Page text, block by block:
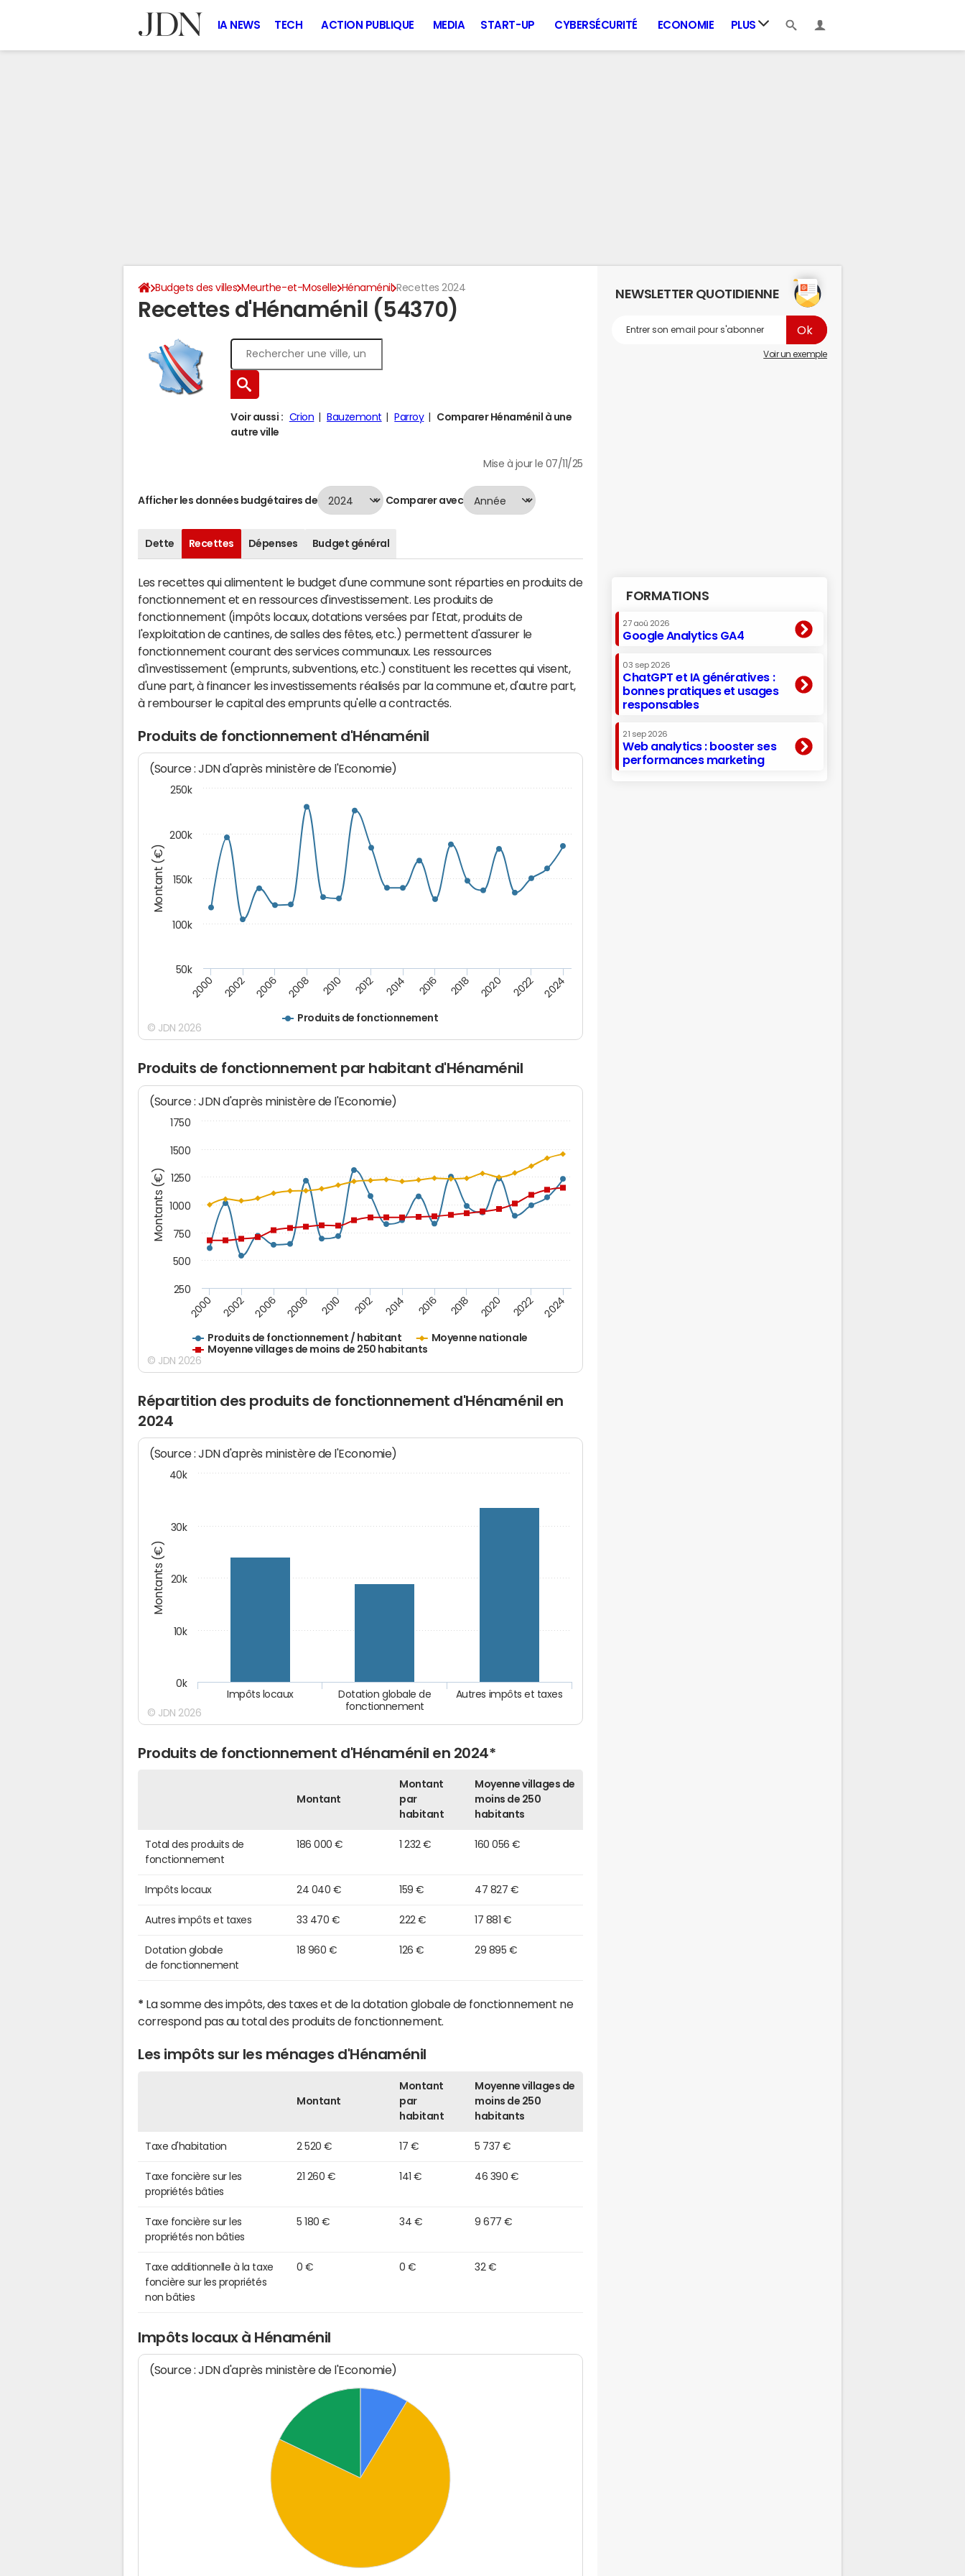
IA NEWS TECH ACTION PUBLIQUE MEDIA START-UP CYBERSÉCURITÉ ECONOMIE PLUS
Budgets des villes Meurthe-et-Moselle Hénaménil Recettes 2024
Recettes d'Hénaménil (54370)
Voir aussi : Crion Bauzemont Parroy
Comparer Hénaménil à une
autre ville
Mise à jour le 07/11/25
Afficher les données budgétaires de Comparer avec
Dette Recettes Dépenses Budget général
Les recettes qui alimentent le budget d'une commune sont réparties en produits de
fonctionnement et en ressources d'investissement. Les produits de
fonctionnement (impôts locaux, dotations versées par l'Etat, produits de
l'exploitation de cantines, de salles des fêtes, etc.) permettent d'assurer le
fonctionnement courant des services communaux. Les ressources
d'investissement (emprunts, subventions, etc.) constituent les recettes qui visent,
d'une part, à financer les investissements réalisés par la commune et, d'autre part,
à rembourser le capital des emprunts qu'elle a contractés.
Produits de fonctionnement d'Hénaménil
Montant (€)
(Source : JDN d'après ministère de l'Economie)
Produits de fonctionnement
2000 2002 2006 2008 2010 2012 2014 2016 2018 2020 2022 2024
100k
150k
200k
250k
50k
© JDN 2026
Produits de fonctionnement par habitant d'Hénaménil
Montants (€)
(Source : JDN d'après ministère de l'Economie)
Produits de fonctionnement / habitant
Moyenne nationale
Moyenne villages de moins de 250 habitants
2000 2002 2006 2008 2010 2012 2014 2016 2018 2020 2022 2024
250
500
750
1000
1250
1500
1750
© JDN 2026
Répartition des produits de fonctionnement d'Hénaménil en
2024
Montants (€)
(Source : JDN d'après ministère de l'Economie)
Autres impôts et taxes
Dotation globale de
fonctionnement
Impôts locaux
0k
10k
20k
30k
40k
© JDN 2026
Produits de fonctionnement d'Hénaménil en 2024*
Montant
Montant
par
habitant
Moyenne villages de
moins de 250
habitants
Total des produits de
fonctionnement
186 000 € 1 232 € 160 056 €
Impôts locaux 24 040 € 159 € 47 827 €
Autres impôts et taxes 33 470 € 222 € 17 881 €
Dotation globale
de fonctionnement
18 960 € 126 € 29 895 €
* La somme des impôts, des taxes et de la dotation globale de fonctionnement ne
correspond pas au total des produits de fonctionnement.
Les impôts sur les ménages d'Hénaménil
Montant
Montant
par
habitant
Moyenne villages de
moins de 250
habitants
Taxe d'habitation 2 520 € 17 € 5 737 €
Taxe foncière sur les
propriétés bâties
21 260 € 141 € 46 390 €
Taxe foncière sur les
propriétés non bâties
5 180 € 34 € 9 677 €
Taxe additionnelle à la taxe
foncière sur les propriétés
non bâties
0 € 0 € 32 €
Impôts locaux à Hénaménil
(Source : JDN d'après ministère de l'Economie)
NEWSLETTER QUOTIDIENNE
Voir un exemple
FORMATIONS
27 aoû 2026
Google Analytics GA4
03 sep 2026
ChatGPT et IA génératives :
bonnes pratiques et usages
responsables
21 sep 2026
Web analytics : booster ses
performances marketing